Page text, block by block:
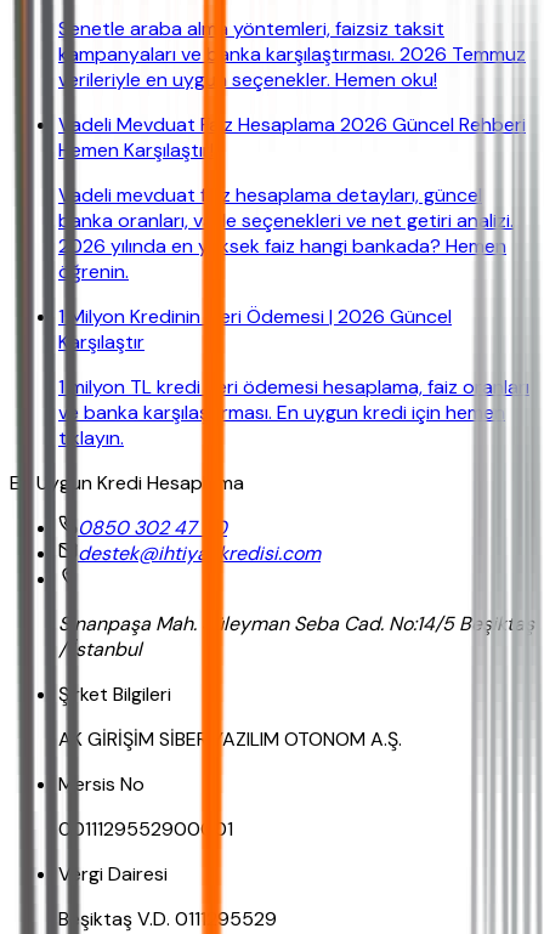
Senetle araba alma yöntemleri, faizsiz taksit
kampanyaları ve banka karşılaştırması. 2026 Temmuz
verileriyle en uygun seçenekler. Hemen oku!
Vadeli Mevduat Faiz Hesaplama 2026 Güncel Rehberi
Hemen Karşılaştır!
Vadeli mevduat faiz hesaplama detayları, güncel
banka oranları, vade seçenekleri ve net getiri analizi.
2026 yılında en yüksek faiz hangi bankada? Hemen
öğrenin.
1 Milyon Kredinin Geri Ödemesi | 2026 Güncel
Karşılaştır
1 milyon TL kredi geri ödemesi hesaplama, faiz oranları
ve banka karşılaştırması. En uygun kredi için hemen
tıklayın.
En Uygun Kredi Hesaplama
0850 302 47 90
destek@ihtiyackredisi.com
Sinanpaşa Mah. Süleyman Seba Cad. No:14/5 Beşiktaş
/ İstanbul
Şirket Bilgileri
AK GİRİŞİM SİBER YAZILIM OTONOM A.Ş.
Mersis No
0011129552900001
Vergi Dairesi
Beşiktaş V.D. 0111295529